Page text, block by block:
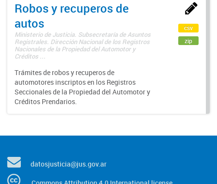
Robos y recuperos de
autos
Ministerio de Justicia. Subsecretaría de Asuntos
Registrales. Dirección Nacional de los Registros
Nacionales de la Propiedad del Automotor y
Créditos ...
Trámites de robos y recuperos de
automotores inscriptos en los Registros
Seccionales de la Propiedad del Automotor y
Créditos Prendarios.
csv
zip
datosjusticia@jus.gov.ar